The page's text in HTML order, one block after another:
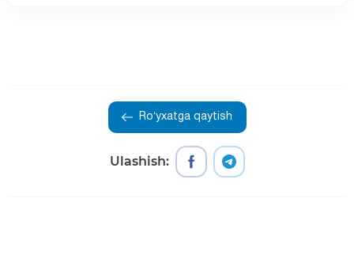
Roʻyxatga qaytish
Ulashish: